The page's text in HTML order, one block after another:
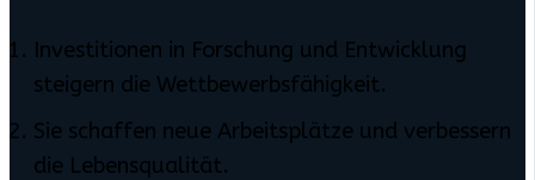
Investitionen in Forschung und Entwicklung
steigern die Wettbewerbsfähigkeit.
Sie schaffen neue Arbeitsplätze und verbessern
die Lebensqualität.